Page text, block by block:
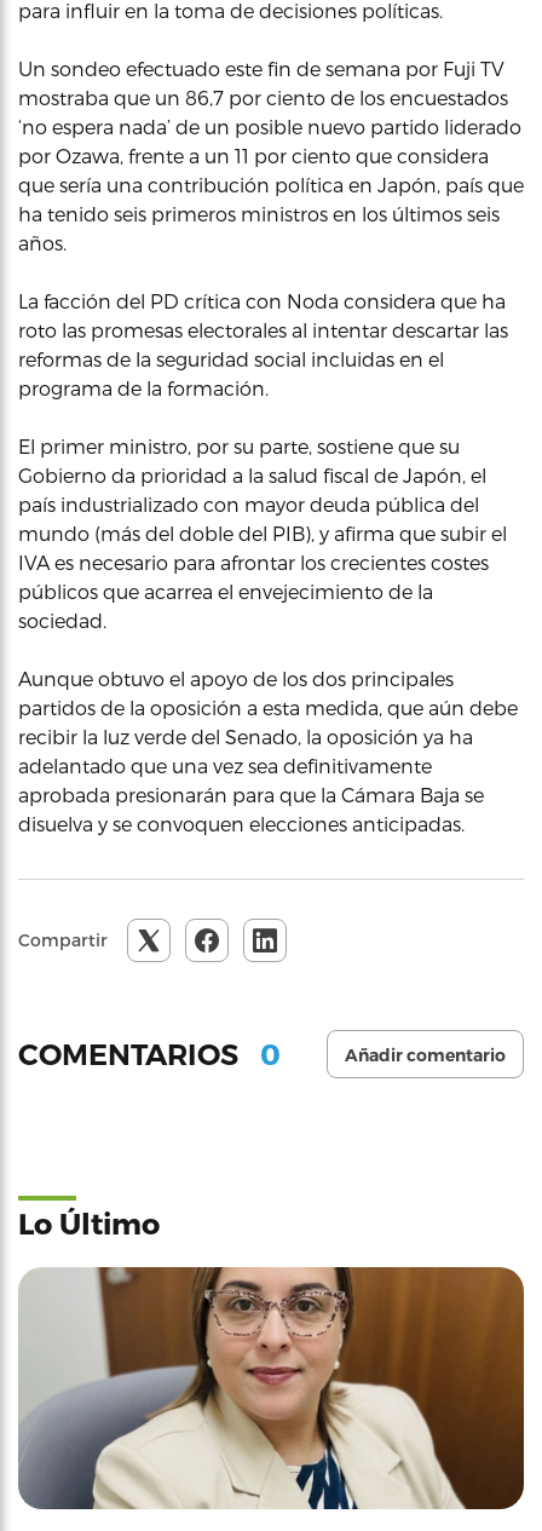
para influir en la toma de decisiones políticas.
Un sondeo efectuado este fin de semana por Fuji TV
mostraba que un 86,7 por ciento de los encuestados
‘no espera nada’ de un posible nuevo partido liderado
por Ozawa, frente a un 11 por ciento que considera
que sería una contribución política en Japón, país que
ha tenido seis primeros ministros en los últimos seis
años.
La facción del PD crítica con Noda considera que ha
roto las promesas electorales al intentar descartar las
reformas de la seguridad social incluidas en el
programa de la formación.
El primer ministro, por su parte, sostiene que su
Gobierno da prioridad a la salud fiscal de Japón, el
país industrializado con mayor deuda pública del
mundo (más del doble del PIB), y afirma que subir el
IVA es necesario para afrontar los crecientes costes
públicos que acarrea el envejecimiento de la
sociedad.
Aunque obtuvo el apoyo de los dos principales
partidos de la oposición a esta medida, que aún debe
recibir la luz verde del Senado, la oposición ya ha
adelantado que una vez sea definitivamente
aprobada presionarán para que la Cámara Baja se
disuelva y se convoquen elecciones anticipadas.
Compartir
COMENTARIOS 0 Añadir comentario
Lo Último